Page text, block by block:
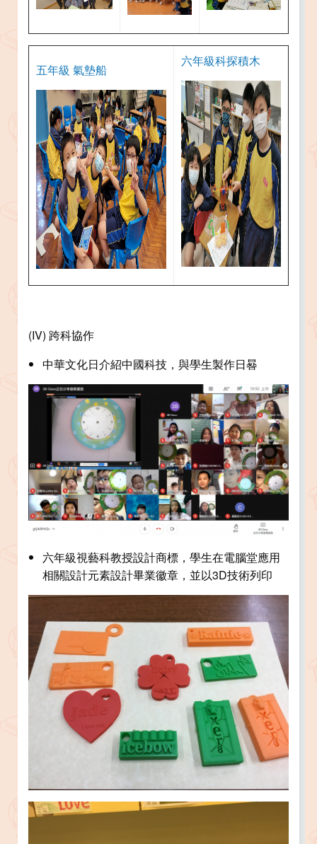
五年級 氣墊船
六年級科探積木
(IV) 跨科協作
中華文化日介紹中國科技，與學生製作日晷
六年級視藝科教授設計商標，學生在電腦堂應用
相關設計元素設計畢業徽章，並以3D技術列印